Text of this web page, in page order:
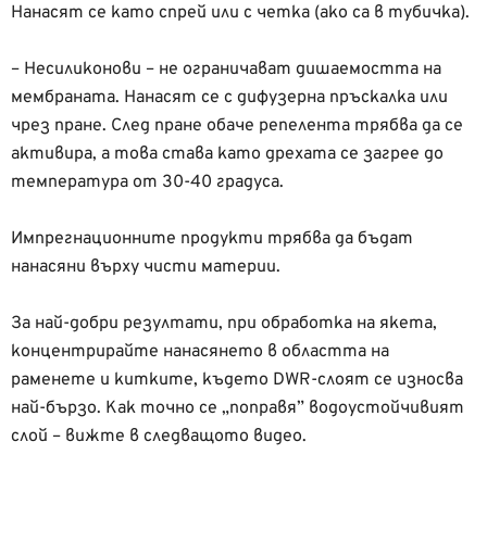
Нанасят се като спрей или с четка (ако са в тубичка).
– Несиликонови – не ограничават дишаемостта на
мембраната. Нанасят се с дифузерна пръскалка или
чрез пране. След пране обаче репелента трябва да се
активира, а това става като дрехата се загрее до
температура от 30-40 градуса.
Импрегнационните продукти трябва да бъдат
нанасяни върху чисти материи.
За най-добри резултати, при обработка на якета,
концентрирайте нанасянето в областта на
раменете и китките, където DWR-слоят се износва
най-бързо. Как точно се „поправя” водоустойчивият
слой – вижте в следващото видео.